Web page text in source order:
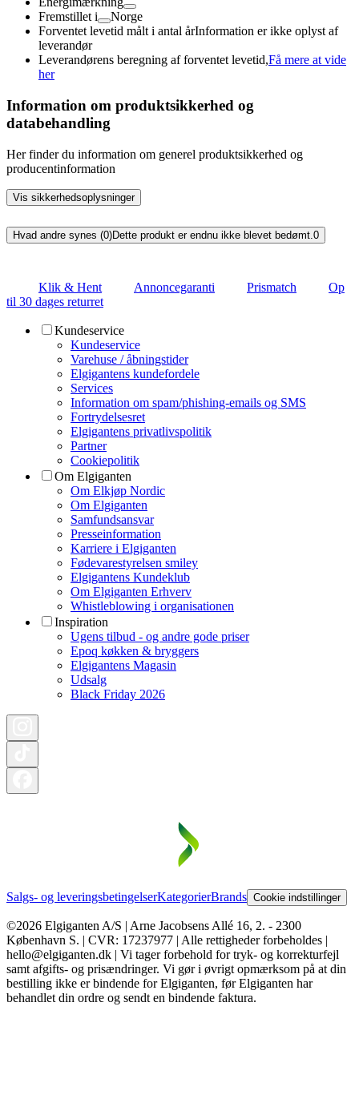
Fremstillet i
Norge
Forventet levetid målt i antal årInformation er ikke oplyst af
leverandør
Leverandørens beregning af forventet levetid,Få mere at vide
her
Information om produktsikkerhed og
databehandling
Her finder du information om generel produktsikkerhed og
producentinformation
Vis sikkerhedsoplysninger
Hvad andre synes (0)Dette produkt er endnu ikke blevet bedømt. 0
Klik & Hent Annoncegaranti Prismatch
Op
til 30 dages returret
Kundeservice
Kundeservice
Varehuse / åbningstider
Elgigantens kundefordele
Services
Information om spam/phishing-emails og SMS
Fortrydelsesret
Elgigantens privatlivspolitik
Partner
Cookiepolitik
Om Elgiganten
Om Elkjøp Nordic
Om Elgiganten
Samfundsansvar
Presseinformation
Karriere i Elgiganten
Fødevarestyrelsen smiley
Elgigantens Kundeklub
Om Elgiganten Erhverv
Whistleblowing i organisationen
Inspiration
Ugens tilbud - og andre gode priser
Epoq køkken & bryggers
Elgigantens Magasin
Udsalg
Black Friday 2026
Salgs- og leveringsbetingelserKategorierBrands Cookie indstillinger
©2026 Elgiganten A/S | Arne Jacobsens Allé 16, 2. - 2300
København S. | CVR: 17237977 | Alle rettigheder forbeholdes |
hello@elgiganten.dk | Vi tager forbehold for tryk- og korrekturfejl
samt afgifts- og prisændringer. Vi gør i øvrigt opmærksom på at din
bestilling ikke er bindende for Elgiganten, før Elgiganten har
behandlet din ordre og sendt en bindende faktura.